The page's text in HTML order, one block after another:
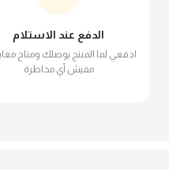
الدفع عند الاستلام
ادفعي لما المنتج يوصلك ومتاح
مفيش أي مخاطرة